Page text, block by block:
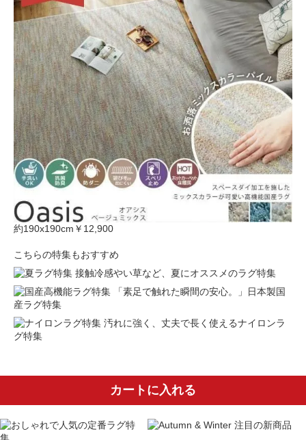
約190x190cm ￥12,900
こちらの特集もおすすめ
接触冷感やい草など、夏にオススメのラグ特集
「素足で触れた瞬間の安心。」日本製国
産ラグ特集
汚れに強く、丈夫で長く使えるナイロンラ
グ特集
カートに入れる